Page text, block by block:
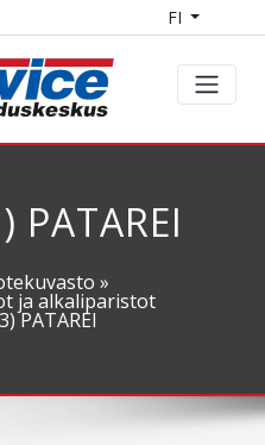
FI
PATAREI
»
ja alkaliparistot
PATAREI